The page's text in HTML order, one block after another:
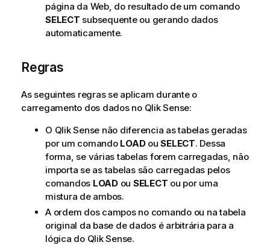
página da Web, do resultado de um comando
SELECT subsequente ou gerando dados
automaticamente.
Regras
As seguintes regras se aplicam durante o
carregamento dos dados no Qlik Sense:
O Qlik Sense não diferencia as tabelas geradas
por um comando LOADouSELECT. Dessa
forma, se várias tabelas forem carregadas, não
importa se as tabelas são carregadas pelos
comandos LOADou SELECT ou por uma
mistura de ambos.
A ordem dos campos no comando ou na tabela
original da base de dados é arbitrária para a
lógica do Qlik Sense.